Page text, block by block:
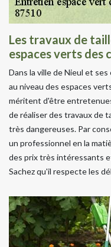
Les travaux de
espaces verts des
Dans la ville de Nieul et
au niveau des espaces
méritent d'être
de réaliser des travaux de
très dangereuses. Par
un professionnel en la
des prix très intéressants
Sachez qu'il respecte les